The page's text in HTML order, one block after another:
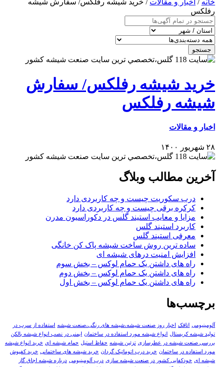
خانه / اخبار و مقالات / خرید شیشه رفلکس/ سفارش شیشه
رفلکس
جستجو
خرید شیشه رفلکس/ سفارش
شیشه رفلکس
اخبار و مقالات
۲۸ شهریور ۱۴۰۰
آخرین مطالب وبلاگ
درب سکوریت چیست و چه کاربردی دارد
کرکره برقی چیست و چه کاربردی دارد
مزایا و معایب استیند گلس در دکوراسیون مدرن
کاربرد استیند گلس
معرفی استیند گلس
ساده ترین روش ساخت شیشه پاک کن خانگی
افزایش امنیت درهای شیشه ای
راه های داشتن یک حمام لوکس – بخش سوم
راه های داشتن یک حمام لوکس – بخش دوم
راه های داشتن یک حمام لوکس – بخش اول
برچسب‌ها
آلومینیومی اتاقک اخبار روز صنعت شیشه،شیشه های رنگی،صنعت شیشه
استفاده از سرب در
تولید شیشه کریستال
انواع شیشه مورد استفاده در ساختمان
ایمنی در نصب انواع شیشه بالکن
بررسی صنعت شیشه در عطرسازی تزئین شیشه حفاظ استیل حمام شيشه اي خرید انواع شیشه
مورد استفاده در ساختمان خرید درب اتوماتیک گردان خرید شیشه های ساختمانی خرید کفپوش
شیشه ای خودکفایی کشور در صنعت شیشه سازی درب آلومینیومی درباره شیشه اجاق گاز